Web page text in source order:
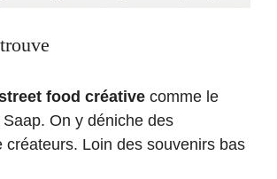
food créative comme le
On y déniche des
créateurs. Loin des souvenirs bas